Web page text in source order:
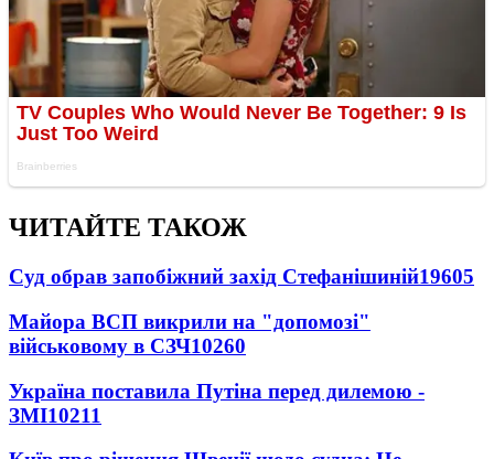
ЧИТАЙТЕ ТАКОЖ
Суд обрав запобіжний захід Стефанішиній19605
Майора ВСП викрили на "допомозі"
військовому в СЗЧ10260
Україна поставила Путіна перед дилемою -
ЗМІ10211